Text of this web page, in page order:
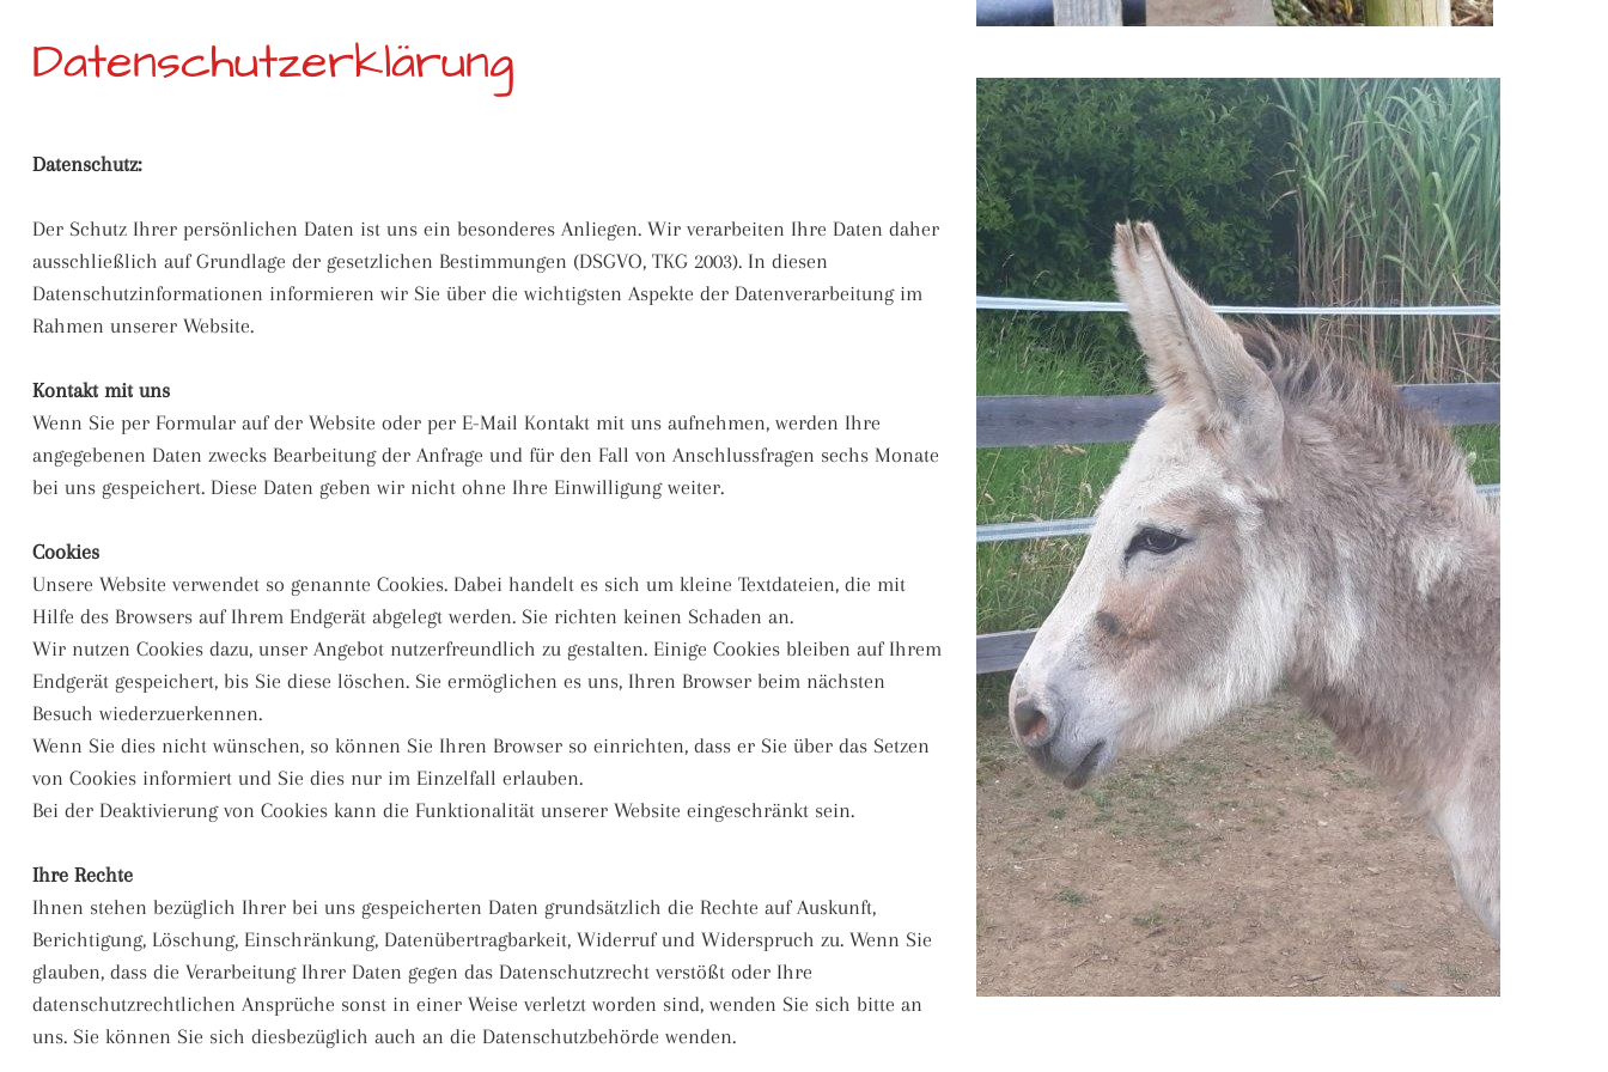
Datenschutzerklärung
Datenschutz:
Der Schutz Ihrer persönlichen Daten ist uns ein besonderes Anliegen. Wir verarbeiten Ihre Daten daher
ausschließlich auf Grundlage der gesetzlichen Bestimmungen (DSGVO, TKG 2003). In diesen
Datenschutzinformationen informieren wir Sie über die wichtigsten Aspekte der Datenverarbeitung im
Rahmen unserer Website.
Kontakt mit uns
Wenn Sie per Formular auf der Website oder per E-Mail Kontakt mit uns aufnehmen, werden Ihre
angegebenen Daten zwecks Bearbeitung der Anfrage und für den Fall von Anschlussfragen sechs Monate
bei uns gespeichert. Diese Daten geben wir nicht ohne Ihre Einwilligung weiter.
Cookies
Unsere Website verwendet so genannte Cookies. Dabei handelt es sich um kleine Textdateien, die mit
Hilfe des Browsers auf Ihrem Endgerät abgelegt werden. Sie richten keinen Schaden an.
Wir nutzen Cookies dazu, unser Angebot nutzerfreundlich zu gestalten. Einige Cookies bleiben auf Ihrem
Endgerät gespeichert, bis Sie diese löschen. Sie ermöglichen es uns, Ihren Browser beim nächsten
Besuch wiederzuerkennen.
Wenn Sie dies nicht wünschen, so können Sie Ihren Browser so einrichten, dass er Sie über das Setzen
von Cookies informiert und Sie dies nur im Einzelfall erlauben.
Bei der Deaktivierung von Cookies kann die Funktionalität unserer Website eingeschränkt sein.
Ihre Rechte
Ihnen stehen bezüglich Ihrer bei uns gespeicherten Daten grundsätzlich die Rechte auf Auskunft,
Berichtigung, Löschung, Einschränkung, Datenübertragbarkeit, Widerruf und Widerspruch zu. Wenn Sie
glauben, dass die Verarbeitung Ihrer Daten gegen das Datenschutzrecht verstößt oder Ihre
datenschutzrechtlichen Ansprüche sonst in einer Weise verletzt worden sind, wenden Sie sich bitte an
uns. Sie können Sie sich diesbezüglich auch an die Datenschutzbehörde wenden.